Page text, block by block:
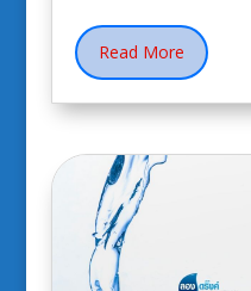
Read More